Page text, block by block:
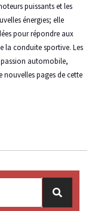
puissants et les
énergies; elle
pour répondre aux
la conduite sportive. Les
automobile,
pages de cette